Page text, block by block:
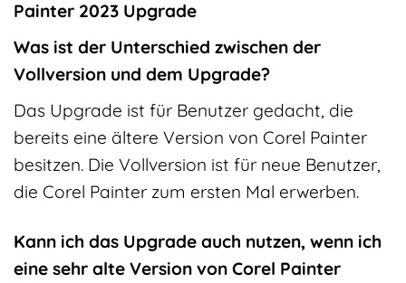
Painter 2023 Upgrade
Was ist der Unterschied zwischen der
Vollversion und dem Upgrade?
Das Upgrade ist für Benutzer gedacht, die
bereits eine ältere Version von Corel Painter
besitzen. Die Vollversion ist für neue Benutzer,
die Corel Painter zum ersten Mal erwerben.
Kann ich das Upgrade auch nutzen, wenn ich
eine sehr alte Version von Corel Painter